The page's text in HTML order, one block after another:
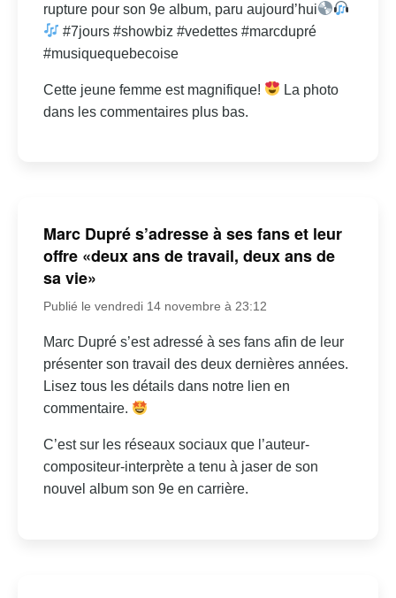
rupture pour son 9e album, paru aujourd’hui
#7jours #showbiz #vedettes #marcdupré
#musiquequebecoise
Cette jeune femme est magnifique!
La photo
dans les commentaires plus bas.
Marc Dupré s’adresse à ses fans et leur
offre «deux ans de travail, deux ans de
sa vie»
Publié le vendredi 14 novembre à 23:12
Marc Dupré s’est adressé à ses fans afin de leur
présenter son travail des deux dernières années.
Lisez tous les détails dans notre lien en
commentaire.
C’est sur les réseaux sociaux que l’auteur-
compositeur-interprète a tenu à jaser de son
nouvel album son 9e en carrière.